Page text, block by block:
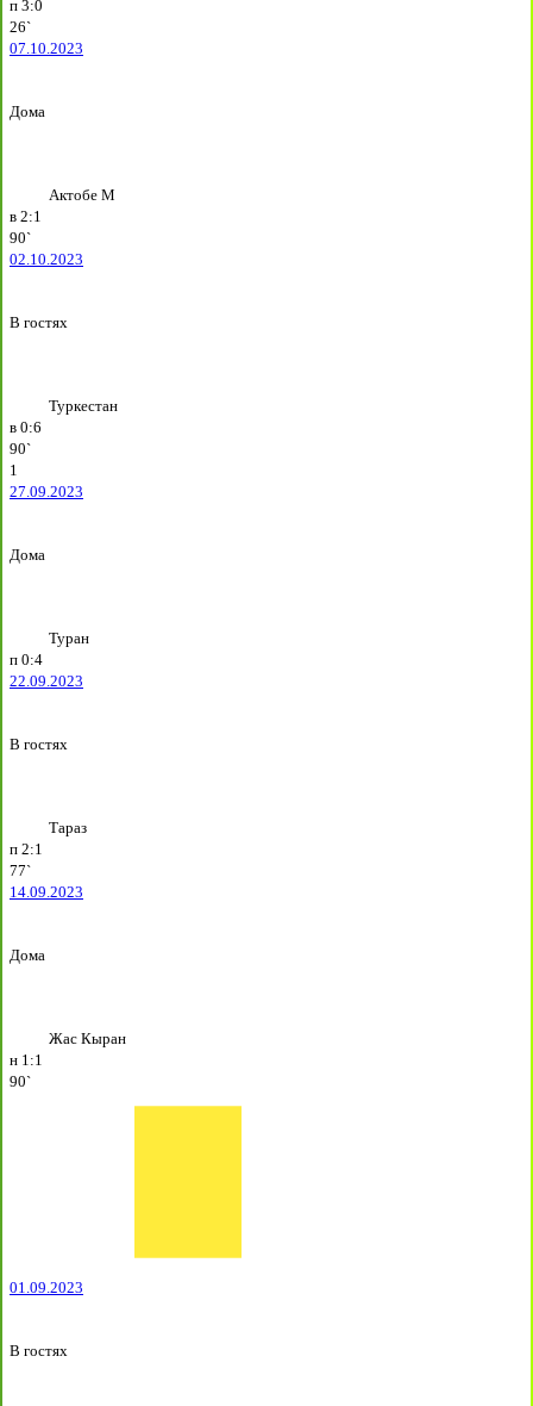
п 3:0
26`
07.10.2023
Дома
Актобе М
в 2:1
90`
02.10.2023
В гостях
Туркестан
в 0:6
90`
1
27.09.2023
Дома
Туран
п 0:4
22.09.2023
В гостях
Тараз
п 2:1
77`
14.09.2023
Дома
Жас Кыран
н 1:1
90`
01.09.2023
В гостях